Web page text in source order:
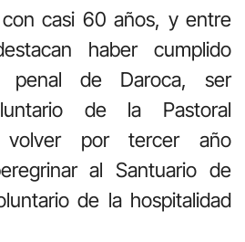
casi 60 años, y entre
haber cumplido
penal de Daroca, ser
de la Pastoral
volver por tercer año
al Santuario de
de la hospitalidad